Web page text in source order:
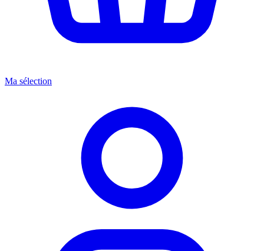
Ma sélection